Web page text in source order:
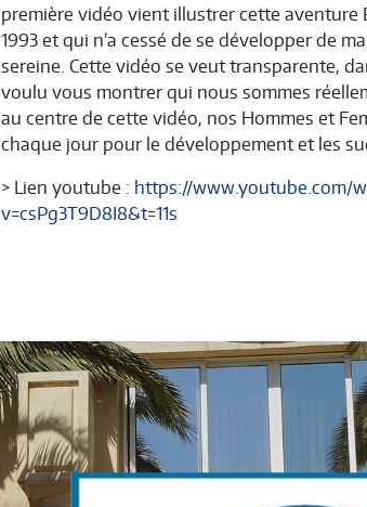
première vidéo vient illustrer cette aventure
1993 et qui n’a cessé de se développer de
sereine. Cette vidéo se veut transparente,
voulu vous montrer qui nous sommes
au centre de cette vidéo, nos Hommes et
chaque jour pour le développement et les
> Lien youtube : https://www.youtube.com/
v=csPg3T9D8I8&t=11s